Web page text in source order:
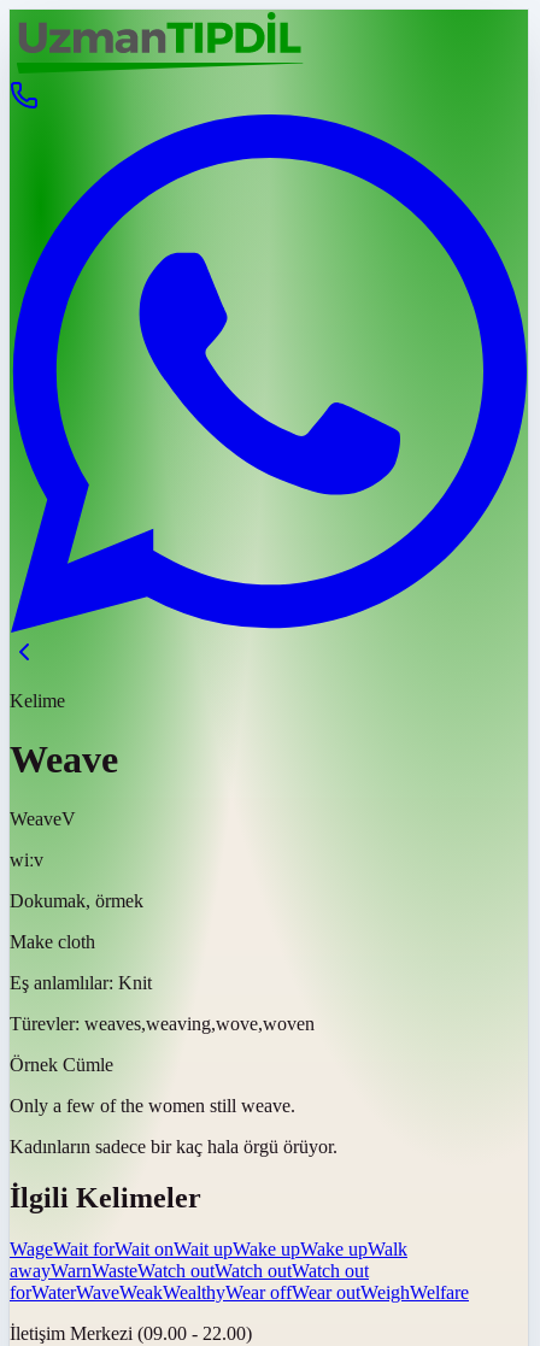
Kelime
Weave
WeaveV
wiːv
Dokumak, örmek
Make cloth
Eş anlamlılar: Knit
Türevler: weaves,weaving,wove,woven
Örnek Cümle
Only a few of the women still weave.
Kadınların sadece bir kaç hala örgü örüyor.
İlgili Kelimeler
WageWait forWait onWait upWake upWake upWalk
awayWarnWasteWatch outWatch outWatch out
forWaterWaveWeakWealthyWear offWear outWeighWelfare
İletişim Merkezi (09.00 - 22.00)